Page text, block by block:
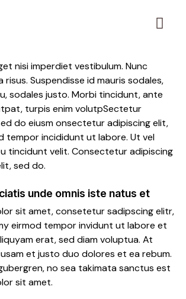
nisi imperdiet vestibulum. Nunc
risus. Suspendisse id mauris sodales,
sodales justo. Morbi tincidunt, ante
turpis enim volutpSectetur
do eiusm onsectetur adipiscing elit,
tempor incididunt ut labore. Ut vel
tincidunt velit. Consectetur adipiscing
sed do.
unde omnis iste natus et
sit amet, consetetur sadipscing elitr,
eirmod tempor invidunt ut labore et
erat, sed diam voluptua. At
et justo duo dolores et ea rebum.
no sea takimata sanctus est
sit amet.